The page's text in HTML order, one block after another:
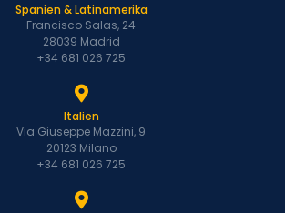
Spanien & Latinamerika
Francisco Salas, 24
28039 Madrid
+34 681 026 725
Italien
Via Giuseppe Mazzini, 9
20123 Milano
+34 681 026 725